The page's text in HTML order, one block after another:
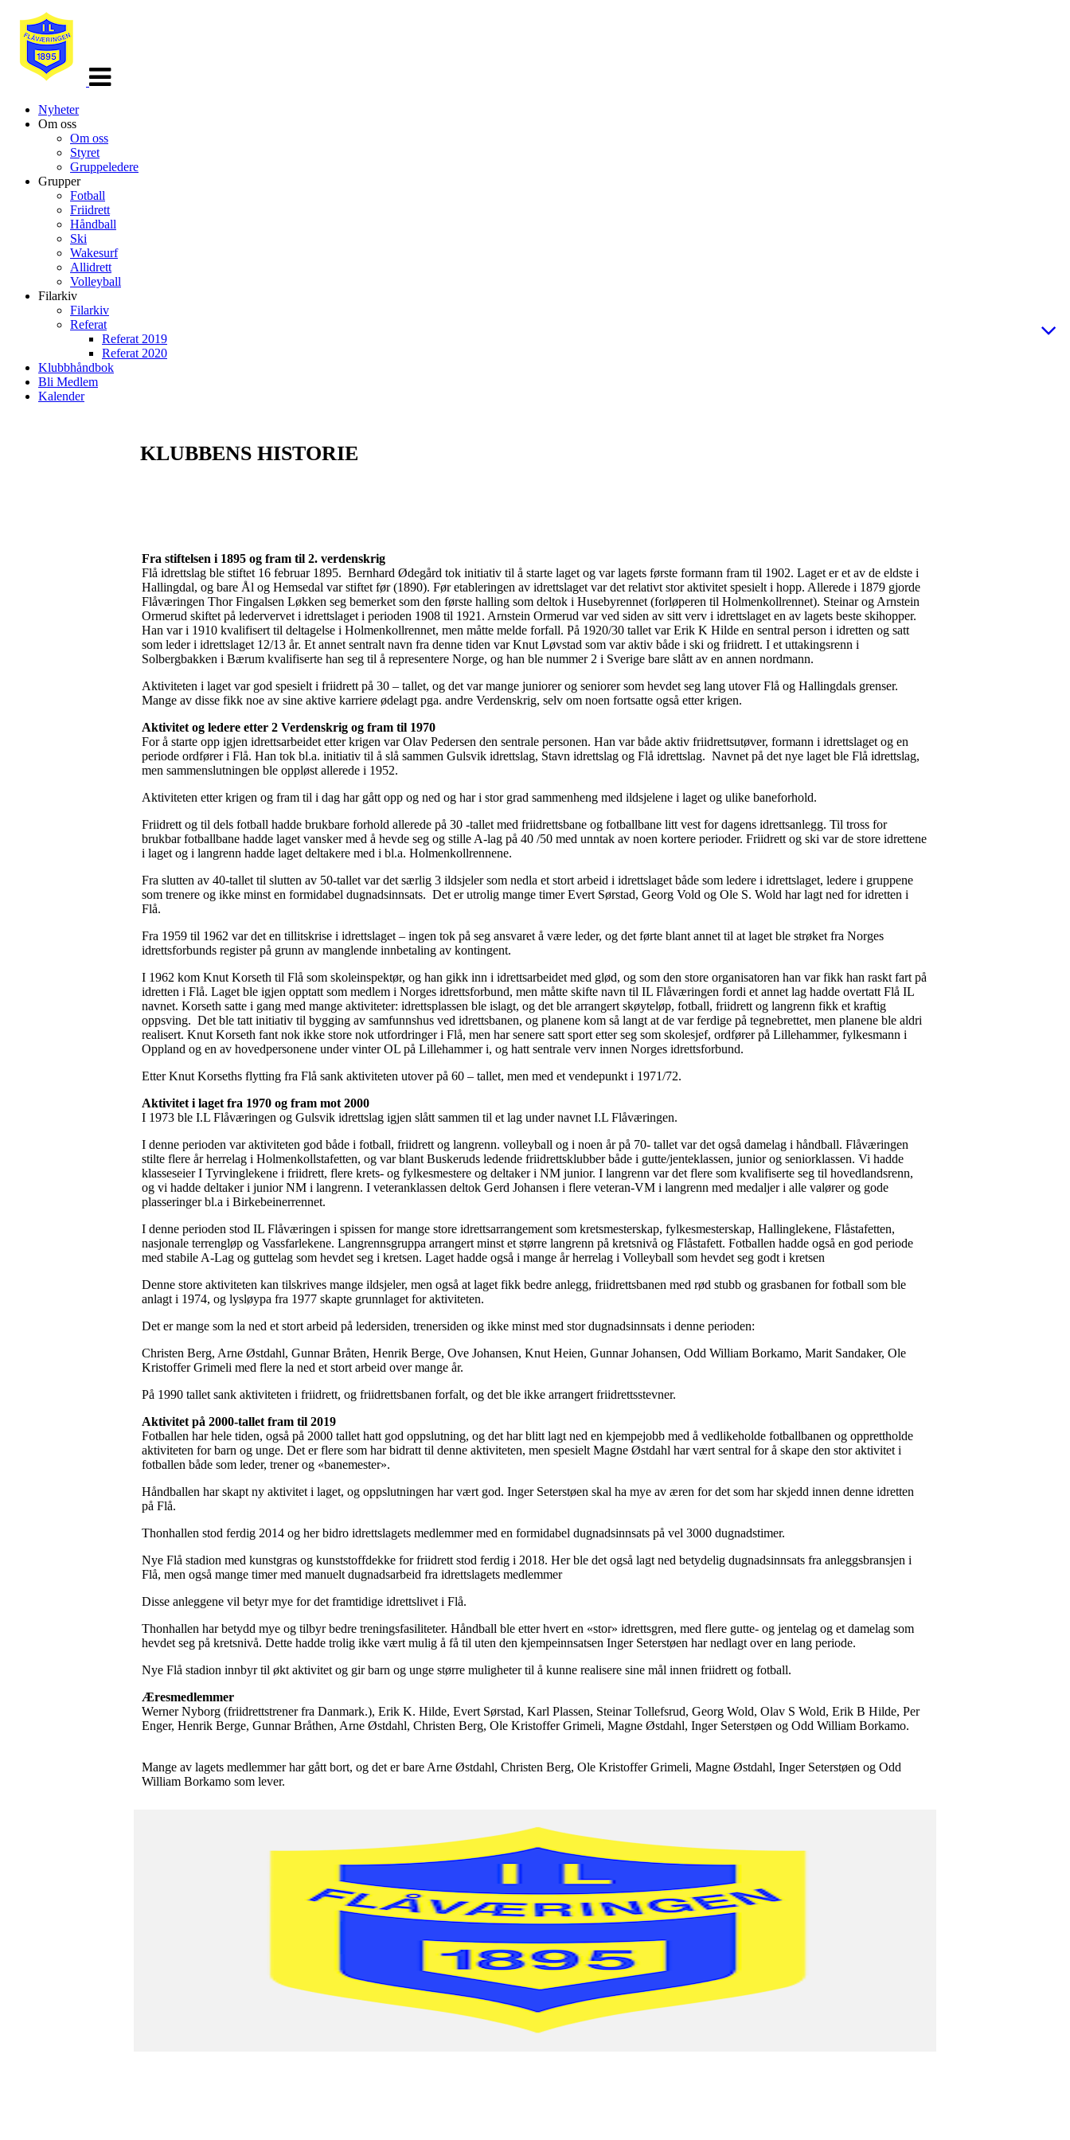
Nyheter
Om oss
Om oss
Styret
Gruppeledere
Grupper
Fotball
Friidrett
Håndball
Ski
Wakesurf
Allidrett
Volleyball
Filarkiv
Filarkiv
Referat
Referat 2019
Referat 2020
Klubbhåndbok
Bli Medlem
Kalender
KLUBBENS HISTORIE
Fra stiftelsen i 1895 og fram til 2. verdenskrig
Flå idrettslag ble stiftet 16 februar 1895. Bernhard Ødegård tok initiativ til å starte laget og var lagets første formann fram til 1902. Laget er et av de eldste i
Hallingdal, og bare Ål og Hemsedal var stiftet før (1890). Før etableringen av idrettslaget var det relativt stor aktivitet spesielt i hopp. Allerede i 1879 gjorde
Flåværingen Thor Fingalsen Løkken seg bemerket som den første halling som deltok i Husebyrennet (forløperen til Holmenkollrennet). Steinar og Arnstein
Ormerud skiftet på ledervervet i idrettslaget i perioden 1908 til 1921. Arnstein Ormerud var ved siden av sitt verv i idrettslaget en av lagets beste skihopper.
Han var i 1910 kvalifisert til deltagelse i Holmenkollrennet, men måtte melde forfall. På 1920/30 tallet var Erik K Hilde en sentral person i idretten og satt
som leder i idrettslaget 12/13 år. Et annet sentralt navn fra denne tiden var Knut Løvstad som var aktiv både i ski og friidrett. I et uttakingsrenn i
Solbergbakken i Bærum kvalifiserte han seg til å representere Norge, og han ble nummer 2 i Sverige bare slått av en annen nordmann.
Aktiviteten i laget var god spesielt i friidrett på 30 – tallet, og det var mange juniorer og seniorer som hevdet seg lang utover Flå og Hallingdals grenser.
Mange av disse fikk noe av sine aktive karriere ødelagt pga. andre Verdenskrig, selv om noen fortsatte også etter krigen.
Aktivitet og ledere etter 2 Verdenskrig og fram til 1970
For å starte opp igjen idrettsarbeidet etter krigen var Olav Pedersen den sentrale personen. Han var både aktiv friidrettsutøver, formann i idrettslaget og en
periode ordfører i Flå. Han tok bl.a. initiativ til å slå sammen Gulsvik idrettslag, Stavn idrettslag og Flå idrettslag. Navnet på det nye laget ble Flå idrettslag,
men sammenslutningen ble oppløst allerede i 1952.
Aktiviteten etter krigen og fram til i dag har gått opp og ned og har i stor grad sammenheng med ildsjelene i laget og ulike baneforhold.
Friidrett og til dels fotball hadde brukbare forhold allerede på 30 -tallet med friidrettsbane og fotballbane litt vest for dagens idrettsanlegg. Til tross for
brukbar fotballbane hadde laget vansker med å hevde seg og stille A-lag på 40 /50 med unntak av noen kortere perioder. Friidrett og ski var de store idrettene
i laget og i langrenn hadde laget deltakere med i bl.a. Holmenkollrennene.
Fra slutten av 40-tallet til slutten av 50-tallet var det særlig 3 ildsjeler som nedla et stort arbeid i idrettslaget både som ledere i idrettslaget, ledere i gruppene
som trenere og ikke minst en formidabel dugnadsinnsats. Det er utrolig mange timer Evert Sørstad, Georg Vold og Ole S. Wold har lagt ned for idretten i
Flå.
Fra 1959 til 1962 var det en tillitskrise i idrettslaget – ingen tok på seg ansvaret å være leder, og det førte blant annet til at laget ble strøket fra Norges
idrettsforbunds register på grunn av manglende innbetaling av kontingent.
I 1962 kom Knut Korseth til Flå som skoleinspektør, og han gikk inn i idrettsarbeidet med glød, og som den store organisatoren han var fikk han raskt fart på
idretten i Flå. Laget ble igjen opptatt som medlem i Norges idrettsforbund, men måtte skifte navn til IL Flåværingen fordi et annet lag hadde overtatt Flå IL
navnet. Korseth satte i gang med mange aktiviteter: idrettsplassen ble islagt, og det ble arrangert skøyteløp, fotball, friidrett og langrenn fikk et kraftig
oppsving. Det ble tatt initiativ til bygging av samfunnshus ved idrettsbanen, og planene kom så langt at de var ferdige på tegnebrettet, men planene ble aldri
realisert. Knut Korseth fant nok ikke store nok utfordringer i Flå, men har senere satt sport etter seg som skolesjef, ordfører på Lillehammer, fylkesmann i
Oppland og en av hovedpersonene under vinter OL på Lillehammer i, og hatt sentrale verv innen Norges idrettsforbund.
Etter Knut Korseths flytting fra Flå sank aktiviteten utover på 60 – tallet, men med et vendepunkt i 1971/72.
Aktivitet i laget fra 1970 og fram mot 2000
I 1973 ble I.L Flåværingen og Gulsvik idrettslag igjen slått sammen til et lag under navnet I.L Flåværingen.
I denne perioden var aktiviteten god både i fotball, friidrett og langrenn. volleyball og i noen år på 70- tallet var det også damelag i håndball. Flåværingen
stilte flere år herrelag i Holmenkollstafetten, og var blant Buskeruds ledende friidrettsklubber både i gutte/jenteklassen, junior og seniorklassen. Vi hadde
klasseseier I Tyrvinglekene i friidrett, flere krets- og fylkesmestere og deltaker i NM junior. I langrenn var det flere som kvalifiserte seg til hovedlandsrenn,
og vi hadde deltaker i junior NM i langrenn. I veteranklassen deltok Gerd Johansen i flere veteran-VM i langrenn med medaljer i alle valører og gode
plasseringer bl.a i Birkebeinerrennet.
I denne perioden stod IL Flåværingen i spissen for mange store idrettsarrangement som kretsmesterskap, fylkesmesterskap, Hallinglekene, Flåstafetten,
nasjonale terrengløp og Vassfarlekene. Langrennsgruppa arrangert minst et større langrenn på kretsnivå og Flåstafett. Fotballen hadde også en god periode
med stabile A-Lag og guttelag som hevdet seg i kretsen. Laget hadde også i mange år herrelag i Volleyball som hevdet seg godt i kretsen
Denne store aktiviteten kan tilskrives mange ildsjeler, men også at laget fikk bedre anlegg, friidrettsbanen med rød stubb og grasbanen for fotball som ble
anlagt i 1974, og lysløypa fra 1977 skapte grunnlaget for aktiviteten.
Det er mange som la ned et stort arbeid på ledersiden, trenersiden og ikke minst med stor dugnadsinnsats i denne perioden:
Christen Berg, Arne Østdahl, Gunnar Bråten, Henrik Berge, Ove Johansen, Knut Heien, Gunnar Johansen, Odd William Borkamo, Marit Sandaker, Ole
Kristoffer Grimeli med flere la ned et stort arbeid over mange år.
På 1990 tallet sank aktiviteten i friidrett, og friidrettsbanen forfalt, og det ble ikke arrangert friidrettsstevner.
Aktivitet på 2000-tallet fram til 2019
Fotballen har hele tiden, også på 2000 tallet hatt god oppslutning, og det har blitt lagt ned en kjempejobb med å vedlikeholde fotballbanen og opprettholde
aktiviteten for barn og unge. Det er flere som har bidratt til denne aktiviteten, men spesielt Magne Østdahl har vært sentral for å skape den stor aktivitet i
fotballen både som leder, trener og «banemester».
Håndballen har skapt ny aktivitet i laget, og oppslutningen har vært god. Inger Seterstøen skal ha mye av æren for det som har skjedd innen denne idretten
på Flå.
Thonhallen stod ferdig 2014 og her bidro idrettslagets medlemmer med en formidabel dugnadsinnsats på vel 3000 dugnadstimer.
Nye Flå stadion med kunstgras og kunststoffdekke for friidrett stod ferdig i 2018. Her ble det også lagt ned betydelig dugnadsinnsats fra anleggsbransjen i
Flå, men også mange timer med manuelt dugnadsarbeid fra idrettslagets medlemmer
Disse anleggene vil betyr mye for det framtidige idrettslivet i Flå.
Thonhallen har betydd mye og tilbyr bedre treningsfasiliteter. Håndball ble etter hvert en «stor» idrettsgren, med flere gutte- og jentelag og et damelag som
hevdet seg på kretsnivå. Dette hadde trolig ikke vært mulig å få til uten den kjempeinnsatsen Inger Seterstøen har nedlagt over en lang periode.
Nye Flå stadion innbyr til økt aktivitet og gir barn og unge større muligheter til å kunne realisere sine mål innen friidrett og fotball.
Æresmedlemmer
Werner Nyborg (friidrettstrener fra Danmark.), Erik K. Hilde, Evert Sørstad, Karl Plassen, Steinar Tollefsrud, Georg Wold, Olav S Wold, Erik B Hilde, Per
Enger, Henrik Berge, Gunnar Bråthen, Arne Østdahl, Christen Berg, Ole Kristoffer Grimeli, Magne Østdahl, Inger Seterstøen og Odd William Borkamo.
Mange av lagets medlemmer har gått bort, og det er bare Arne Østdahl, Christen Berg, Ole Kristoffer Grimeli, Magne Østdahl, Inger Seterstøen og Odd
William Borkamo som lever.